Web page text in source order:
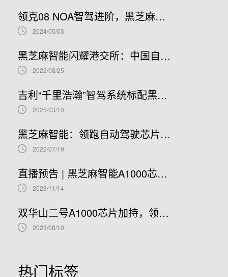
领克08 NOA智驾进阶，黑芝麻智能携手吉利推进NOA普及
2024/05/03
黑芝麻智能闪耀港交所：中国自动驾驶芯片龙头上市新篇章，股票代码02533.HK引领未来
2022/08/25
吉利“千里浩瀚”智驾系统标配黑芝麻智能华山A1000芯片，加速智驾平权时代到来
2025/03/10
黑芝麻智能：领跑自动驾驶芯片赛道，开启港股IPO新篇章
2022/07/19
直播预告 | 黑芝麻智能A1000芯片基础软件开发在线研讨会
2023/11/14
双华山二号A1000芯片加持，领克08正式开售！
2023/08/10
热门标签